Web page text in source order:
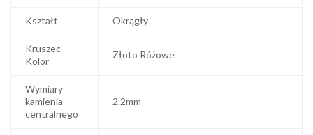
Kształt Okrągły
Kruszec
Kolor
Złoto Różowe
Wymiary
kamienia
centralnego
2.2mm